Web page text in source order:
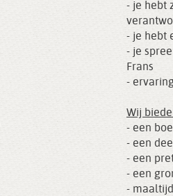
- je hebt
- je hebt
- je
Frans
-
Wij
- een
- een
- een
- een
-